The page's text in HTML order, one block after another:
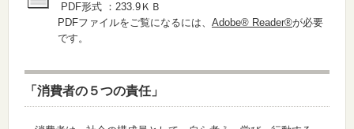
PDF形式 ：233.9ＫＢ
PDFファイルをご覧になるには、 Adobe® Reader®が必要
です。
「消費者の５つの責任」